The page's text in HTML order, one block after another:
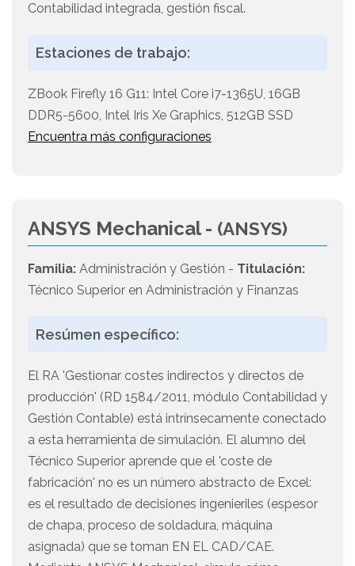
Contabilidad integrada, gestión fiscal.
Estaciones de trabajo:
ZBook Firefly 16 G11: Intel Core i7-1365U, 16GB
DDR5-5600, Intel Iris Xe Graphics, 512GB SSD
Encuentra más configuraciones
ANSYS Mechanical - (ANSYS)
Familia: Administración y Gestión - Titulación:
Técnico Superior en Administración y Finanzas
Resúmen específico:
El RA 'Gestionar costes indirectos y directos de
producción' (RD 1584/2011, módulo Contabilidad y
Gestión Contable) está intrínsecamente conectado
a esta herramienta de simulación. El alumno del
Técnico Superior aprende que el 'coste de
fabricación' no es un número abstracto de Excel:
es el resultado de decisiones ingenieriles (espesor
de chapa, proceso de soldadura, máquina
asignada) que se toman EN EL CAD/CAE.